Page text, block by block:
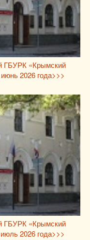
ГБУРК «Крымский
2026 года>>>
ГБУРК «Крымский
2026 года>>>